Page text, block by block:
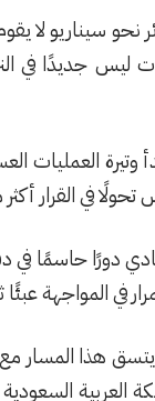
نحو سيناريو
ليس جديدًا في
وتيرة
في القرار
دورًا حاسمًا
في المواجهة
هذا المسار
السعودية